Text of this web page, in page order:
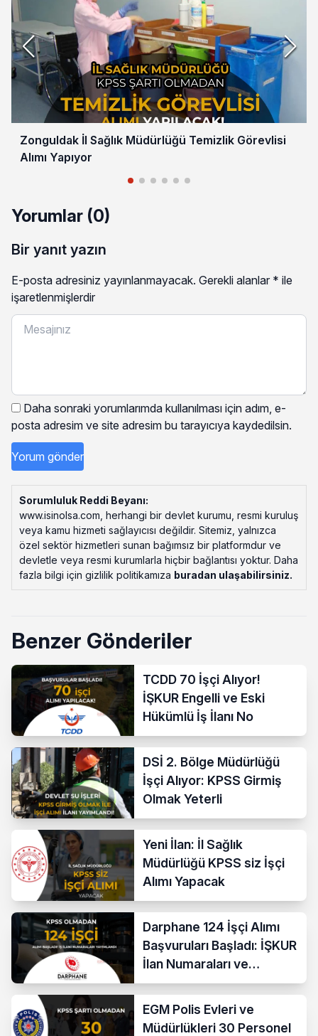
Zonguldak İl Sağlık Müdürlüğü Temizlik Görevlisi
Alımı Yapıyor
Yorumlar (0)
Bir yanıt yazın
E-posta adresiniz yayınlanmayacak. Gerekli alanlar * ile
işaretlenmişlerdir
Daha sonraki yorumlarımda kullanılması için adım, e-
posta adresim ve site adresim bu tarayıcıya kaydedilsin.
Sorumluluk Reddi Beyanı:
www.isinolsa.com, herhangi bir devlet kurumu, resmi kuruluş
veya kamu hizmeti sağlayıcısı değildir. Sitemiz, yalnızca
özel sektör hizmetleri sunan bağımsız bir platformdur ve
devletle veya resmi kurumlarla hiçbir bağlantısı yoktur. Daha
fazla bilgi için gizlilik politikamıza buradan ulaşabilirsiniz.
Benzer Gönderiler
TCDD 70 İşçi Alıyor!
İŞKUR Engelli ve Eski
Hükümlü İş İlanı No
DSİ 2. Bölge Müdürlüğü
İşçi Alıyor: KPSS Girmiş
Olmak Yeterli
Yeni İlan: İl Sağlık
Müdürlüğü KPSS siz İşçi
Alımı Yapacak
Darphane 124 İşçi Alımı
Başvuruları Başladı: İŞKUR
İlan Numaraları ve
Başvuru Ekranı
EGM Polis Evleri ve
Müdürlükleri 30 Personel